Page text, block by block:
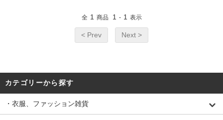
全 1 商品 1 - 1 表示
< Prev Next >
カテゴリーから探す
・衣服、ファッション雑貨